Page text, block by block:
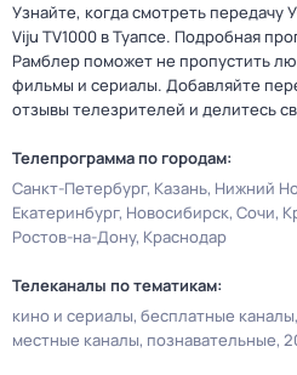
Узнайте, когда смотреть передачу
Viju TV1000 в Туапсе. Подробная
Рамблер поможет не пропустить
фильмы и сериалы. Добавляйте
отзывы телезрителей и делитесь
Телепрограмма по городам:
Санкт-Петербург Казань Нижний
Екатеринбург Новосибирск Сочи
Ростов-на-Дону Краснодар
Телеканалы по тематикам:
кино и сериалы бесплатные каналы
местные каналы познавательные